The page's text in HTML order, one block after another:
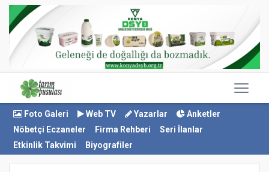
Foto Galeri Web TV Yazarlar
Anketler
Nöbetçi Eczaneler
Firma Rehberi
Seri İlanlar
Etkinlik Takvimi
Biyografiler